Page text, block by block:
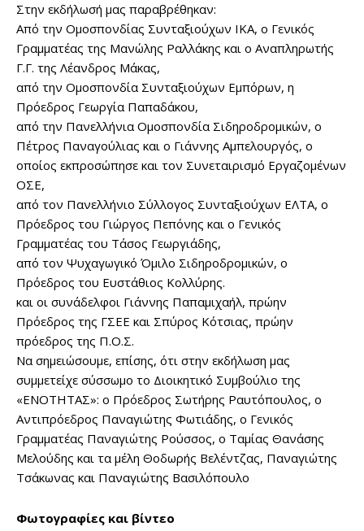
Στην εκδήλωσή μας παραβρέθηκαν:
Από την Ομοσπονδίας Συνταξιούχων ΙΚΑ, ο Γενικός
Γραμματέας της Μανώλης Ραλλάκης και ο Αναπληρωτής
Γ.Γ. της Λέανδρος Μάκας,
από την Ομοσπονδία Συνταξιούχων Εμπόρων, η
Πρόεδρος Γεωργία Παπαδάκου,
από την Πανελλήνια Ομοσπονδία Σιδηροδρομικών, ο
Πέτρος Παναγούλιας και ο Γιάννης Αμπελουργός, ο
οποίος εκπροσώπησε και τον Συνεταιρισμό Εργαζομένων
ΟΣΕ,
από τον Πανελλήνιο Σύλλογος Συνταξιούχων ΕΛΤΑ, ο
Πρόεδρος του Γιώργος Πεπόνης και ο Γενικός
Γραμματέας του Τάσος Γεωργιάδης,
από τον Ψυχαγωγικό Όμιλο Σιδηροδρομικών, ο
Πρόεδρος του Ευστάθιος Κολλύρης.
και οι συνάδελφοι Γιάννης Παπαμιχαήλ, πρώην
Πρόεδρος της ΓΣΕΕ και Σπύρος Κότσιας, πρώην
πρόεδρος της Π.Ο.Σ.
Να σημειώσουμε, επίσης, ότι στην εκδήλωση μας
συμμετείχε σύσσωμο το Διοικητικό Συμβούλιο της
«ΕΝΟΤΗΤΑΣ»: ο Πρόεδρος Σωτήρης Ραυτόπουλος, ο
Αντιπρόεδρος Παναγιώτης Φωτιάδης, ο Γενικός
Γραμματέας Παναγιώτης Ρούσσος, ο Ταμίας Θανάσης
Μελούδης και τα μέλη Θοδωρής Βελέντζας, Παναγιώτης
Τσάκωνας και Παναγιώτης Βασιλόπουλο
Φωτογραφίες και βίντεο